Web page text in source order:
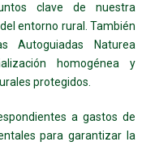
clave de nuestra
entorno rural. También
Autoguiadas Naturea
homogénea y
protegidos.
a gastos de
para garantizar la